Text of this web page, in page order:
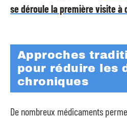
se déroule la première visite à
Approches
pour réduire les
chroniques
De nombreux médicaments